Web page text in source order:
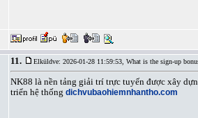
11. Elküldve: 2026-01-28 11:59:53, What is the sign-up
NK88 là nền tảng giải trí trực tuyến được xây
triển hệ thống dichvubaohiemnhantho.com